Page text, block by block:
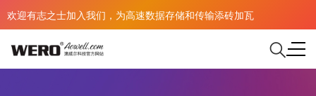
欢迎有志之士加入我们，为高速数据存储和传输添砖加瓦